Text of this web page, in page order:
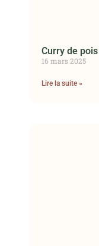
Curry de
16 mars 2025
Lire la suite »